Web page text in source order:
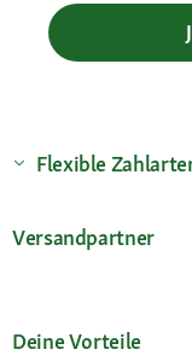
Flexible
Versandpartner
Deine Vorteile